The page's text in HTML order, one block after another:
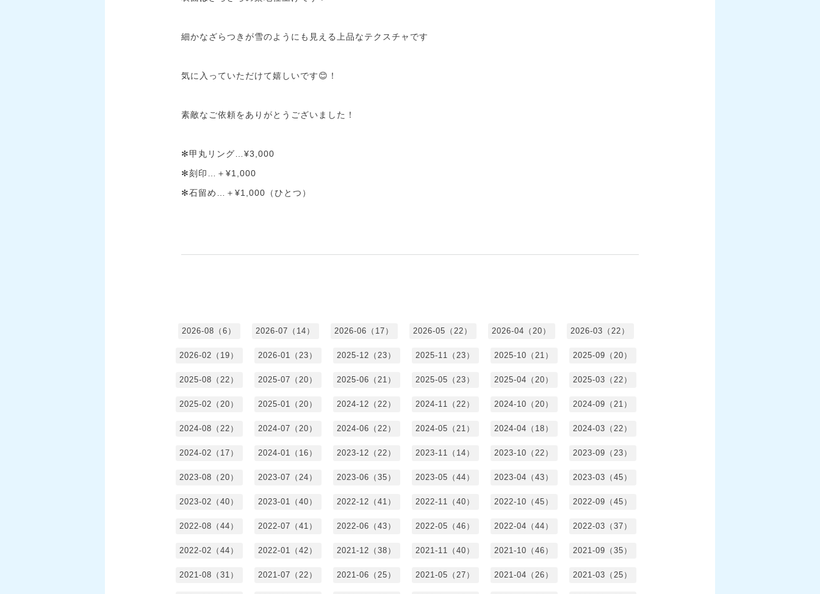
細かなざらつきが雪のようにも見える上品なテクスチャです
気に入っていただけて嬉しいです😊！
素敵なご依頼をありがとうございました！
✻甲丸リング…¥3,000
✻刻印…＋¥1,000
✻石留め…＋¥1,000（ひとつ）
2026-08（6） 2026-07（14） 2026-06（17） 2026-05（22） 2026-04（20） 2026-03（22）
2026-02（19） 2026-01（23） 2025-12（23） 2025-11（23） 2025-10（21） 2025-09（20）
2025-08（22） 2025-07（20） 2025-06（21） 2025-05（23） 2025-04（20） 2025-03（22）
2025-02（20） 2025-01（20） 2024-12（22） 2024-11（22） 2024-10（20） 2024-09（21）
2024-08（22） 2024-07（20） 2024-06（22） 2024-05（21） 2024-04（18） 2024-03（22）
2024-02（17） 2024-01（16） 2023-12（22） 2023-11（14） 2023-10（22） 2023-09（23）
2023-08（20） 2023-07（24） 2023-06（35） 2023-05（44） 2023-04（43） 2023-03（45）
2023-02（40） 2023-01（40） 2022-12（41） 2022-11（40） 2022-10（45） 2022-09（45）
2022-08（44） 2022-07（41） 2022-06（43） 2022-05（46） 2022-04（44） 2022-03（37）
2022-02（44） 2022-01（42） 2021-12（38） 2021-11（40） 2021-10（46） 2021-09（35）
2021-08（31） 2021-07（22） 2021-06（25） 2021-05（27） 2021-04（26） 2021-03（25）